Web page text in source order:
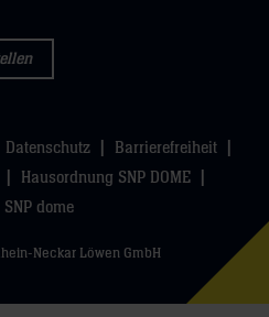
Datenschutz
Barrierefreiheit
Hausordnung SNP DOME
SNP dome
Neckar Löwen GmbH